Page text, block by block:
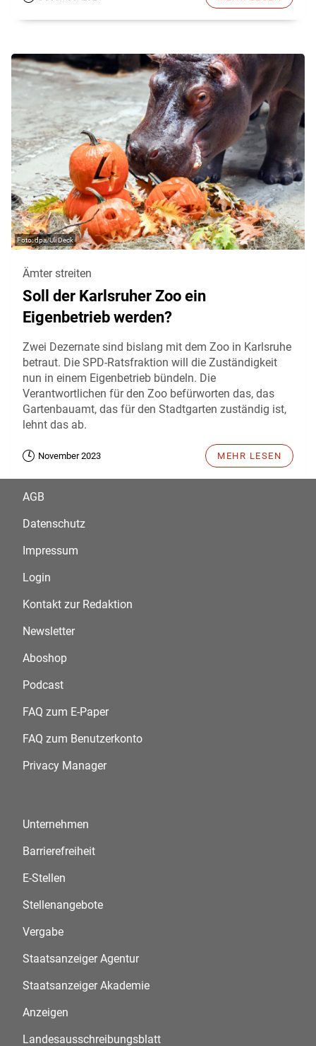
dpa/Uli Deck
Ämter streiten
Soll der Karlsruher Zoo ein
Eigenbetrieb werden?
Zwei Dezernate sind bislang mit dem Zoo in Karlsruhe
betraut. Die SPD-Ratsfraktion will die Zuständigkeit
nun in einem Eigenbetrieb bündeln. Die
Verantwortlichen für den Zoo befürworten das, das
Gartenbauamt, das für den Stadtgarten zuständig ist,
lehnt das ab.
November 2023 MEHR LESEN
AGB
Datenschutz
Impressum
Login
Kontakt zur Redaktion
Newsletter
Aboshop
Podcast
FAQ zum E-Paper
FAQ zum Benutzerkonto
Privacy Manager
Unternehmen
Barrierefreiheit
E-Stellen
Stellenangebote
Vergabe
Staatsanzeiger Agentur
Staatsanzeiger Akademie
Anzeigen
Landesausschreibungsblatt